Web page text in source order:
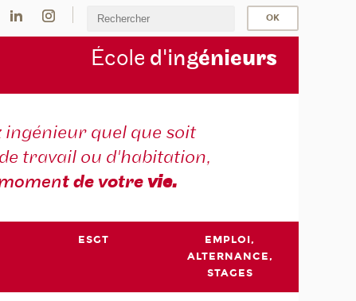
École d'ingénieurs
ingénieur quel que soit
travail ou d'habitation,
t de votrevie.
ESGT
EMPLOI,
ALTERNANCE,
STAGES